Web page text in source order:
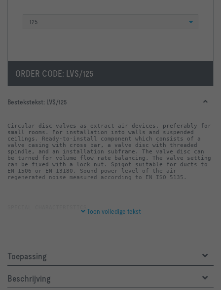
125
ORDER CODE: LVS/125
Bestekstekst: LVS/125
Circular disc valves as extract air devices, preferably for
small rooms. For installation into walls and suspended
ceilings. Ready-to-install component which consists of a
valve casing with cross bar, a valve disc with threaded
spindle, and an installation subframe. The valve disc can
be turned for volume flow rate balancing. The valve setting
can be fixed with a lock nut. Spigot suitable for ducts to
EN 1506 or EN 13180. Sound power level of the air-
regenerated noise measured according to EN ISO 5135.
-   Valve casing and valve disc made of galvanised sheet
Toon volledige tekst
Toepassing
Beschrijving